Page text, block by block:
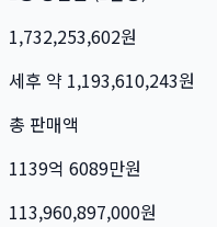
1,732,253,602원
세후 약 1,193,610,243원
총 판매액
1139억 6089만원
113,960,897,000원